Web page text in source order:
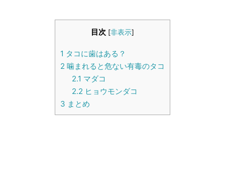
目次 [非表示]
1 タコに歯はある？
2 噛まれると危ない有毒のタコ
2.1 マダコ
2.2 ヒョウモンダコ
3 まとめ